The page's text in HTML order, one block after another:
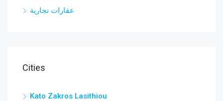
عقارات تجارية
Cities
Kato Zakros Lasithiou